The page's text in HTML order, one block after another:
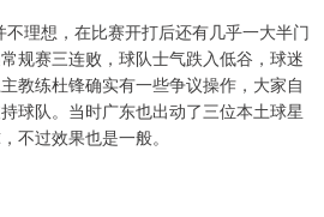
理想，在比赛开打后还有几乎一大半门
规赛三连败，球队士气跌入低谷，球迷
教练杜锋确实有一些争议操作，大家自
球队。当时广东也出动了三位本土球星
不过效果也是一般。